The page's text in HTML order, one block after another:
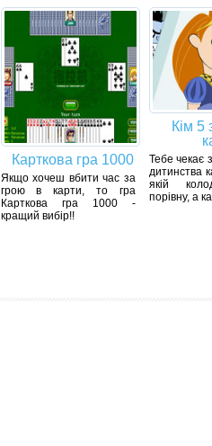
Карткова гра 1000
Якщо хочеш вбити час за
грою в карти, то гра
Карткова гра 1000 -
кращий вибір!!
Кім 5
Тебе чекає
дитинства
якій
порівну, а